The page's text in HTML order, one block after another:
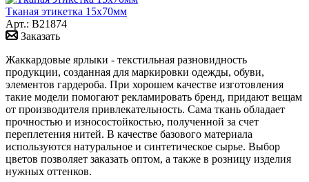
Тканая этикетка 15x70мм
Арт.: B21874
Заказать
Жаккардовые ярлыки - текстильная разновидность
продукции, созданная для маркировки одежды, обуви,
элементов гардероба. При хорошем качестве изготовления
такие модели помогают рекламировать бренд, придают вещам
от производителя привлекательность. Сама ткань обладает
прочностью и износостойкостью, полученной за счет
переплетения нитей. В качестве базового материала
используются натуральное и синтетическое сырье. Выбор
цветов позволяет заказать оптом, а также в розницу изделия
нужных оттенков.